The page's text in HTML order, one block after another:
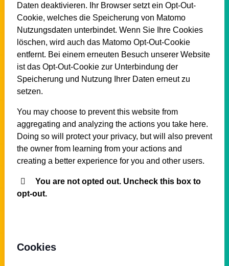
Daten deaktivieren. Ihr Browser setzt ein Opt-Out-
Cookie, welches die Speicherung von Matomo
Nutzungsdaten unterbindet. Wenn Sie Ihre Cookies
löschen, wird auch das Matomo Opt-Out-Cookie
entfernt. Bei einem erneuten Besuch unserer Website
ist das Opt-Out-Cookie zur Unterbindung der
Speicherung und Nutzung Ihrer Daten erneut zu
setzen.
You may choose to prevent this website from
aggregating and analyzing the actions you take here.
Doing so will protect your privacy, but will also prevent
the owner from learning from your actions and
creating a better experience for you and other users.
You are not opted out. Uncheck this box to
opt-out.
Cookies